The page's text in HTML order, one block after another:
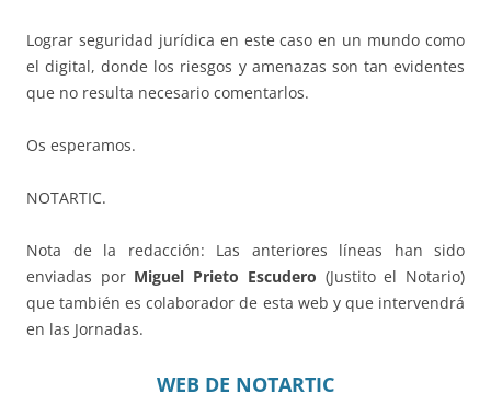
Lograr seguridad jurídica en este caso en un mundo como
el digital, donde los riesgos y amenazas son tan evidentes
que no resulta necesario comentarlos.
Os esperamos.
NOTARTIC.
Nota de la redacción: Las anteriores líneas han sido
enviadas por Miguel Prieto Escudero (Justito el Notario)
que también es colaborador de esta web y que intervendrá
en las Jornadas.
WEB DE NOTARTIC